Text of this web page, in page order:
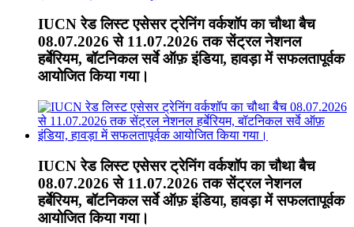
IUCN रेड लिस्ट एसेसर ट्रेनिंग वर्कशॉप का चौथा बैच
08.07.2026 से 11.07.2026 तक सेंट्रल नेशनल
हर्बेरियम, बॉटनिकल सर्वे ऑफ़ इंडिया, हावड़ा में सफलतापूर्वक
आयोजित किया गया।
IUCN रेड लिस्ट एसेसर ट्रेनिंग वर्कशॉप का चौथा बैच
08.07.2026 से 11.07.2026 तक सेंट्रल नेशनल
हर्बेरियम, बॉटनिकल सर्वे ऑफ़ इंडिया, हावड़ा में सफलतापूर्वक
आयोजित किया गया।